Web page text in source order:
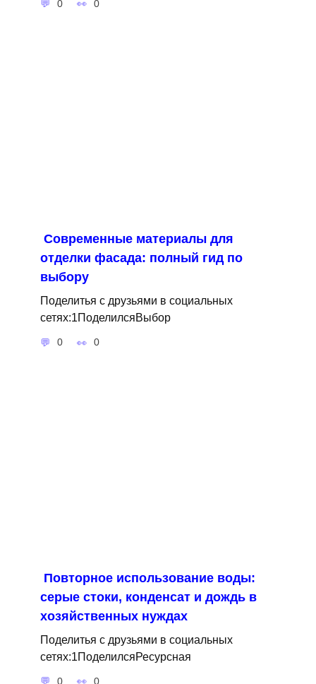
0 0
Современные материалы для
отделки фасада: полный гид по
выбору
Поделитья с друзьями в социальных
сетях:1ПоделилсяВыбор
0 0
Повторное использование воды:
серые стоки, конденсат и дождь в
хозяйственных нуждах
Поделитья с друзьями в социальных
сетях:1ПоделилсяРесурсная
0 0